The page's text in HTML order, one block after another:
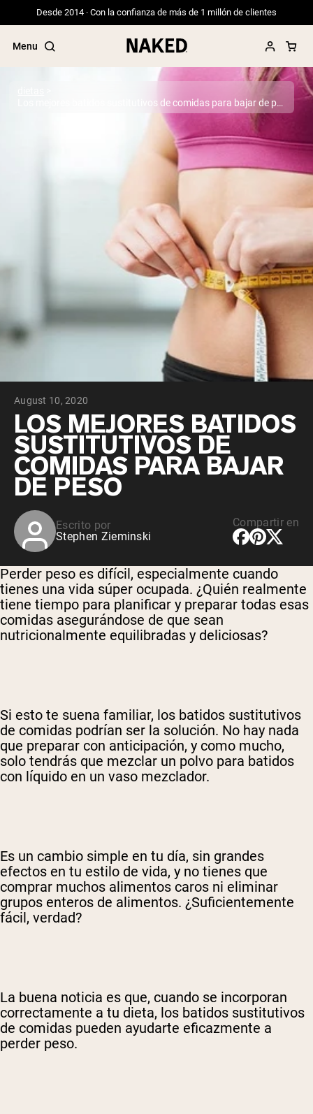
Desde 2014 · Con la confianza de más de 1 millón de clientes
Menu
Términos de Búsqueda Populares
Los mejores batidos sustitutivos de comidas para bajar de peso
August 10, 2020
LOS MEJORES BATIDOS
SUSTITUTIVOS DE
COMIDAS PARA BAJAR
DE PESO
Escrito por
Stephen Zieminski
Compartir en
Perder peso es difícil, especialmente cuando
tienes una vida súper ocupada. ¿Quién realmente
tiene tiempo para planificar y preparar todas esas
comidas asegurándose de que sean
nutricionalmente equilibradas y deliciosas?
Si esto te suena familiar, los batidos sustitutivos
de comidas podrían ser la solución. No hay nada
que preparar con anticipación, y como mucho,
solo tendrás que mezclar un polvo para batidos
con líquido en un vaso mezclador.
Es un cambio simple en tu día, sin grandes
efectos en tu estilo de vida, y no tienes que
comprar muchos alimentos caros ni eliminar
grupos enteros de alimentos. ¿Suficientemente
fácil, verdad?
La buena noticia es que, cuando se incorporan
correctamente a tu dieta, los batidos sustitutivos
de comidas pueden ayudarte eficazmente a
perder peso.